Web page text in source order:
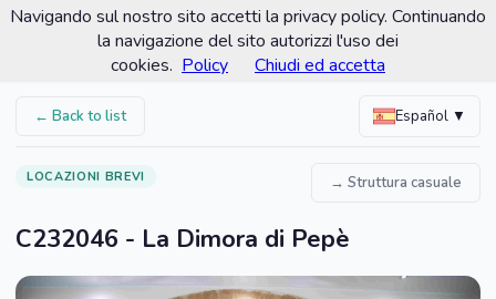
Comune di Custonaci
Portale turistico ufficiale
← Back to list Español ▼
LOCAZIONI BREVI → Struttura casuale
C232046 - La Dimora di Pepè
Navigando sul nostro sito accetti la privacy policy. Continuando
la navigazione del sito autorizzi l'uso dei
cookies. Policy Chiudi ed accetta